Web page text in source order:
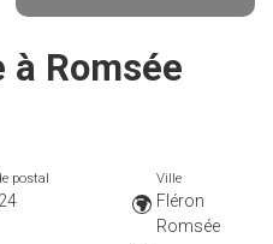
à Romsée
postal Ville
Fléron
Romsée